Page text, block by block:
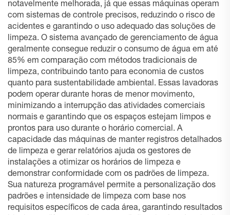
notavelmente melhorada, já que essas máquinas operam
com sistemas de controle precisos, reduzindo o risco de
acidentes e garantindo o uso adequado das soluções de
limpeza. O sistema avançado de gerenciamento de água
geralmente consegue reduzir o consumo de água em até
85% em comparação com métodos tradicionais de
limpeza, contribuindo tanto para economia de custos
quanto para sustentabilidade ambiental. Essas lavadoras
podem operar durante horas de menor movimento,
minimizando a interrupção das atividades comerciais
normais e garantindo que os espaços estejam limpos e
prontos para uso durante o horário comercial. A
capacidade das máquinas de manter registros detalhados
de limpeza e gerar relatórios ajuda os gestores de
instalações a otimizar os horários de limpeza e
demonstrar conformidade com os padrões de limpeza.
Sua natureza programável permite a personalização dos
padrões e intensidade de limpeza com base nos
requisitos específicos de cada área, garantindo resultados